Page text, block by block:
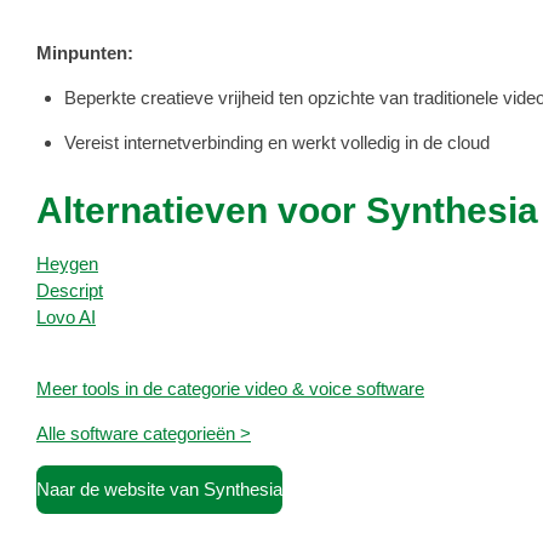
Minpunten:
Beperkte creatieve vrijheid ten opzichte van traditionele
Vereist internetverbinding en werkt volledig in de cloud
Alternatieven voor Synthesia
Heygen
Descript
Lovo AI
Meer tools in de categorie video & voice software
Alle software categorieën >
Naar de website van Synthesia